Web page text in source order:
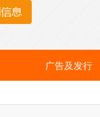
广告及发行